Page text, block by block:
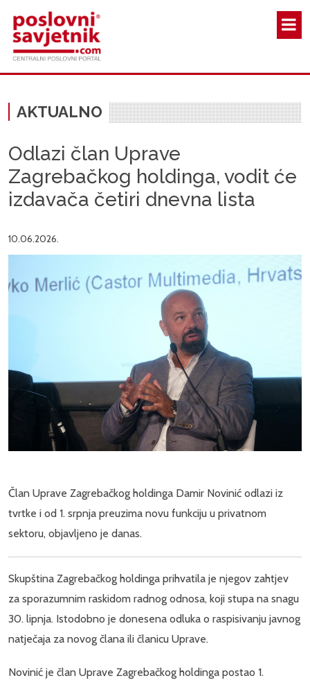
AKTUALNO
Odlazi član Uprave
Zagrebačkog holdinga, vodit će
izdavača četiri dnevna lista
10.06.2026.
Član Uprave Zagrebačkog holdinga Damir Novinić odlazi iz
tvrtke i od 1. srpnja preuzima novu funkciju u privatnom
sektoru, objavljeno je danas.
Skupština Zagrebačkog holdinga prihvatila je njegov zahtjev
za sporazumnim raskidom radnog odnosa, koji stupa na snagu
30. lipnja. Istodobno je donesena odluka o raspisivanju javnog
natječaja za novog člana ili članicu Uprave.
Novinić je član Uprave Zagrebačkog holdinga postao 1.